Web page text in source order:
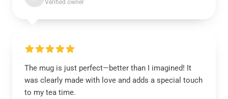
Verified owner
The mug is just perfect—better than I imagined! It
was clearly made with love and adds a special touch
to my tea time.